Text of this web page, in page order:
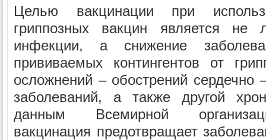
Целью вакцинации при
гриппозных вакцин является не
инфекции, а снижение
прививаемых контингентов от
осложнений – обострений сердечно
заболеваний, а также другой
данным Всемирной
вакцинация предотвращает